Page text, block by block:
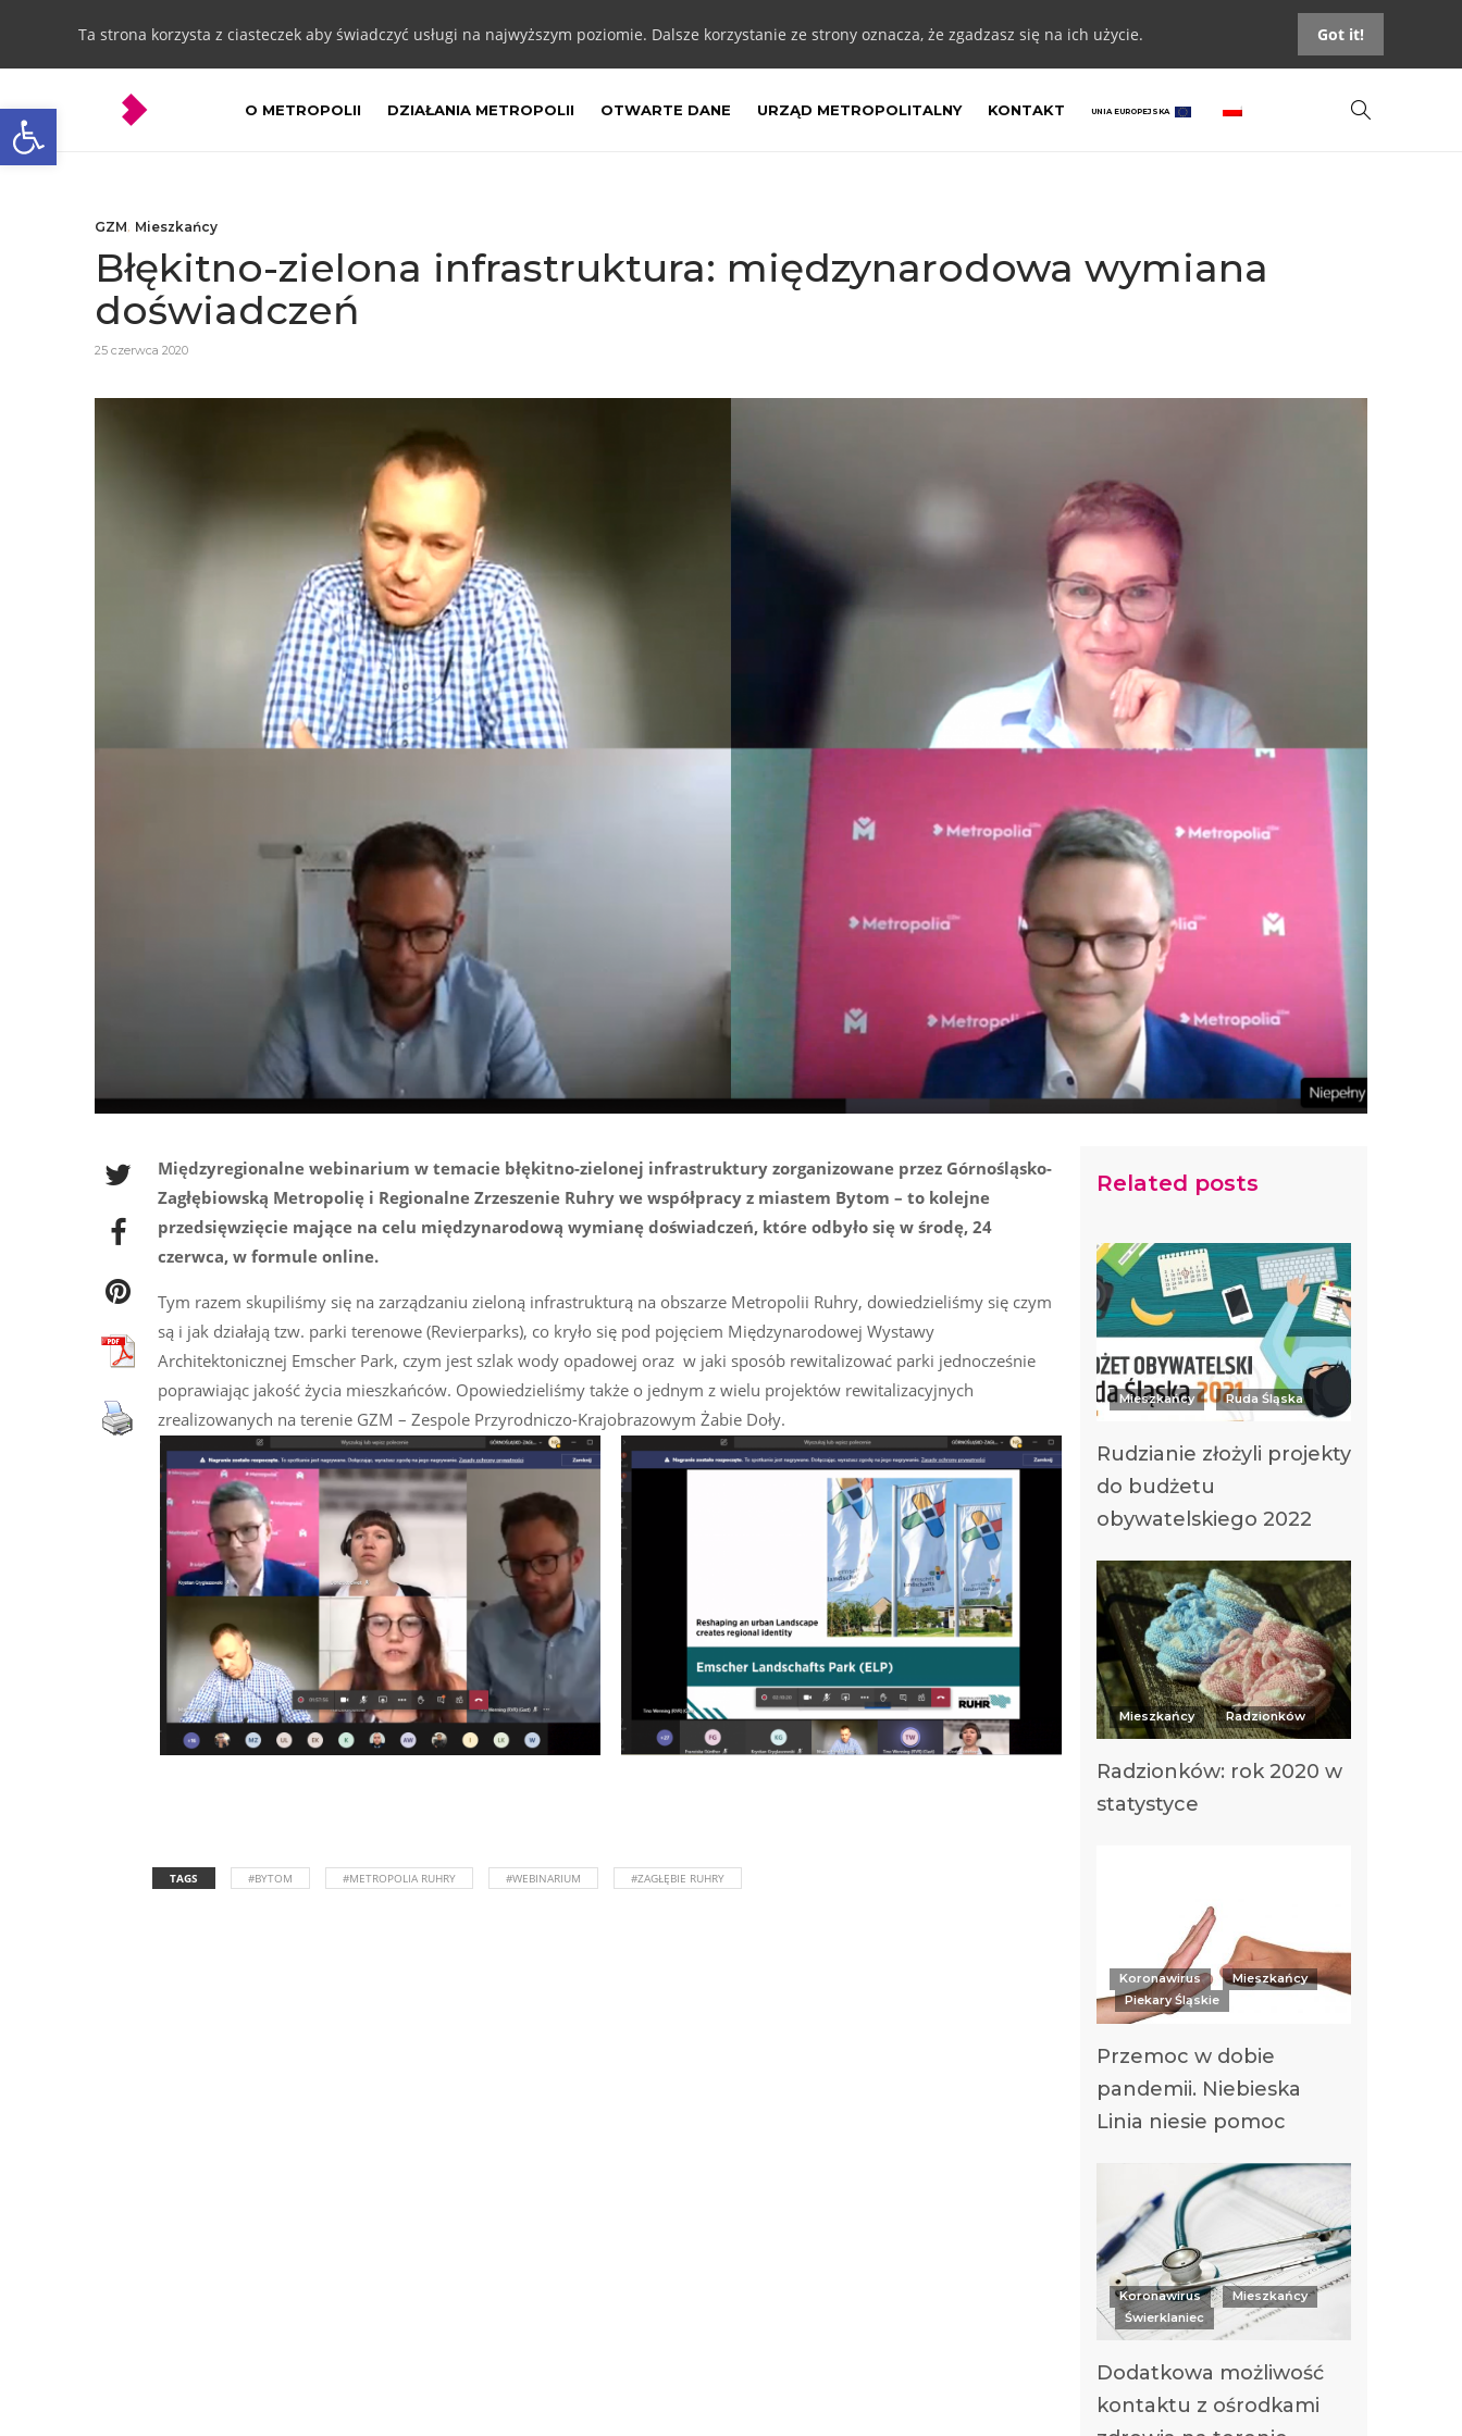
Otwórz pasek narzędzi
Ta strona korzysta z ciasteczek aby świadczyć usługi na najwyższym poziomie. Dalsze korzystanie ze strony oznacza, że zgadzasz się na ich użycie. Got it!
O METROPOLII DZIAŁANIA METROPOLII OTWARTE DANE URZĄD METROPOLITALNY KONTAKT UNIA EUROPEJSKA
GZM, Mieszkańcy
Błękitno-zielona infrastruktura: międzynarodowa wymiana
doświadczeń
25 czerwca 2020
Międzyregionalne webinarium w temacie błękitno-zielonej infrastruktury zorganizowane przez Górnośląsko-
Zagłębiowską Metropolię i Regionalne Zrzeszenie Ruhry we współpracy z miastem Bytom – to kolejne
przedsięwzięcie mające na celu międzynarodową wymianę doświadczeń, które odbyło się w środę, 24
czerwca, w formule online.
Tym razem skupiliśmy się na zarządzaniu zieloną infrastrukturą na obszarze Metropolii Ruhry, dowiedzieliśmy się czym
są i jak działają tzw. parki terenowe (Revierparks), co kryło się pod pojęciem Międzynarodowej Wystawy
Architektonicznej Emscher Park, czym jest szlak wody opadowej oraz w jaki sposób rewitalizować parki jednocześnie
poprawiając jakość życia mieszkańców. Opowiedzieliśmy także o jednym z wielu projektów rewitalizacyjnych
zrealizowanych na terenie GZM – Zespole Przyrodniczo-Krajobrazowym Żabie Doły.
TAGS #BYTOM #METROPOLIA RUHRY #WEBINARIUM #ZAGŁĘBIE RUHRY
Related posts
Mieszkańcy Ruda Śląska
Rudzianie złożyli projekty
do budżetu
obywatelskiego 2022
Mieszkańcy Radzionków
Radzionków: rok 2020 w
statystyce
Koronawirus
Mieszkańcy
Piekary Śląskie
Przemoc w dobie
pandemii. Niebieska
Linia niesie pomoc
Koronawirus
Mieszkańcy
Świerklaniec
Dodatkowa możliwość
kontaktu z ośrodkami